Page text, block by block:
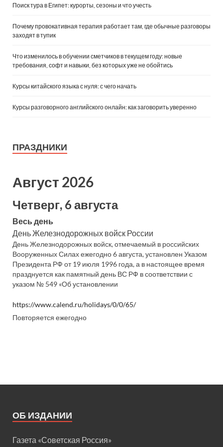
Поиск тура в Египет: курорты, сезоны и что учесть
Почему провокативная терапия работает там, где обычные разговоры
заходят в тупик
Что изменилось в обучении сметчиков в текущем году: новые
требования, софт и навыки, без которых уже не обойтись
Курсы китайского языка с нуля: с чего начать
Курсы разговорного английского онлайн: как заговорить уверенно
ПРАЗДНИКИ
Август 2026
Четверг, 6 августа
Весь день
День Железнодорожных войск России
День Железнодорожных войск, отмечаемый в российских
Вооруженных Силах ежегодно 6 августа, установлен Указом
Президента РФ от 19 июля 1996 года, а в настоящее время
празднуется как памятный день ВС РФ в соответствии с
указом № 549 «Об установлении
https://www.calend.ru/holidays/0/0/65/
Повторяется ежегодно
ОБ ИЗДАНИИ
Газета «Советская Россия»